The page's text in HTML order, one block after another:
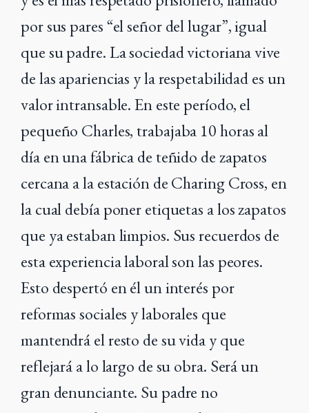
por sus pares “el señor del lugar”, igual
que su padre. La sociedad victoriana vive
de las apariencias y la respetabilidad es un
valor intransable. En este período, el
pequeño Charles, trabajaba 10 horas al
día en una fábrica de teñido de zapatos
cercana a la estación de Charing Cross, en
la cual debía poner etiquetas a los zapatos
que ya estaban limpios. Sus recuerdos de
esta experiencia laboral son las peores.
Esto despertó en él un interés por
reformas sociales y laborales que
mantendrá el resto de su vida y que
reflejará a lo largo de su obra. Será un
gran denunciante. Su padre no